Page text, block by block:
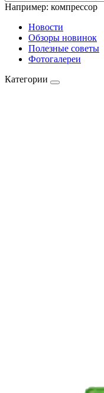
Например: компрессор
Новости
Обзоры новинок
Полезные советы
Фотогалереи
Категории